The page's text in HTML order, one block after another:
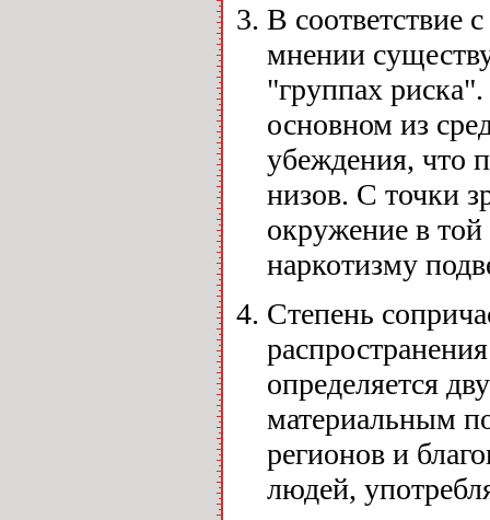
В соответствие
мнении
"группах
основном из
убеждения, что
низов. С точки
окружение в той
наркотизму
Степень
определяется
материальным
регионов и
людей,